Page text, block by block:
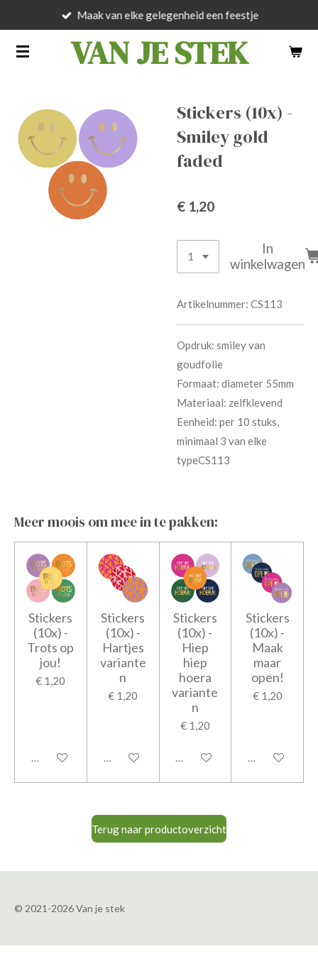
naar
VAN JE STEK
Maak van elke gelegenheid een feestje
Stickers (10x) -
Smiley gold
faded
€ 1,20
In
winkelwagen
Artikelnummer: CS113
Opdruk: smiley van
goudfolie
Formaat: diameter 55mm
Materiaal: zelfklevend
Eenheid: per 10 stuks,
minimaal 3 van elke
typeCS113
Meer moois om mee in te pakken:
Stickers
(10x) -
Trots op
jou!
€ 1,20
In winkelwagen
Stickers
(10x) -
Hartjes
variante
n
€ 1,20
In winkelwagen
Stickers
(10x) -
Hiep
hiep
hoera
variante
n
€ 1,20
In winkelwagen
Stickers
(10x) -
Maak
maar
open!
€ 1,20
In
Terug naar productoverzicht
© 2021-2026 Van je stek